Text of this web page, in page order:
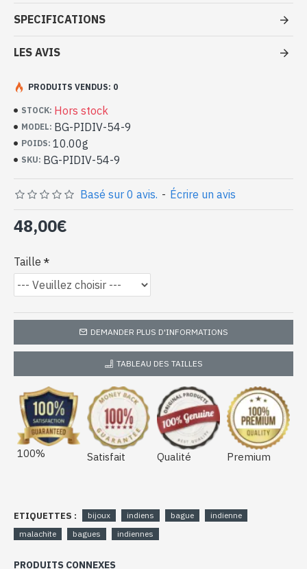
Bijoux indiens artisanaux - Bague
argent massif et Malachite
- Bague en argent véritable 925/1000
- Pierre sertie, en cabochon, forme ovale
- Livrée avec un petit sac artisanal
Bague indienne argent et Malachite
naturelle de forme ovale (BG-PIDIV-
54-9)
SPECIFICATIONS
LES AVIS
STOCK: Hors stock
MODEL: BG-PIDIV-54-9
POIDS: 10.00g
SKU: BG-PIDIV-54-9
PRODUITS VENDUS: 0
Basé sur 0 avis. - Écrire un avis
48,00€
Taille
DEMANDER PLUS D'INFORMATIONS
TABLEAU DES TAILLES
100% Satisfait Qualité Premium
ETIQUETTES : bijoux indiens bague
indienne
malachite
bagues indiennes
PRODUITS CONNEXES